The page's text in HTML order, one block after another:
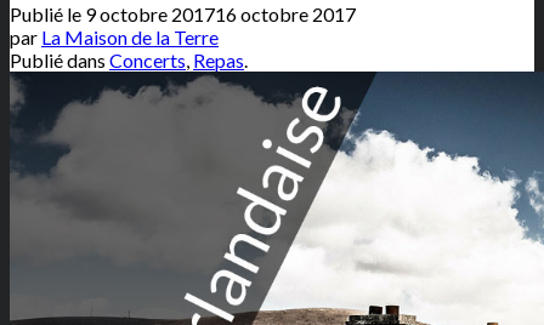
Publié le 9 octobre 201716 octobre 2017
par La Maison de la Terre
Publié dans Concerts, Repas.